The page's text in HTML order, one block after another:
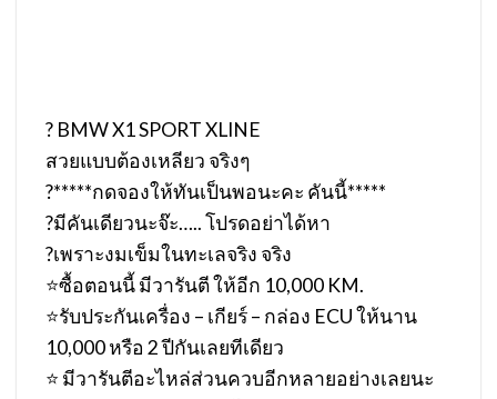
? BMW X1 SPORT XLINE
สวยแบบต้องเหลียว จริงๆ
?*****กดจองให้ทันเป็นพอนะคะ คันนี้*****
?มีคันเดียวนะจ๊ะ….. โปรดอย่าได้หา
?เพราะงมเข็มในทะเลจริง จริง
⭐️ซื้อตอนนี้ มีวารันตี ให้อีก 10,000 KM.
⭐️รับประกันเครื่อง – เกียร์ – กล่อง ECU ให้นาน
10,000 หรือ 2 ปีกันเลยทีเดียว
⭐️ มีวารันตีอะไหล่ส่วนควบอีกหลายอย่างเลยนะ